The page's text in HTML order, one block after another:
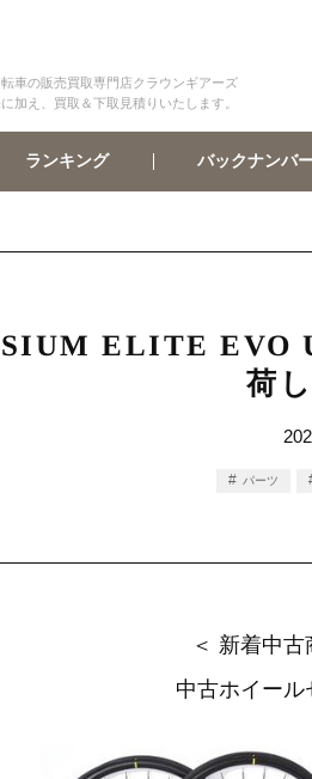
車の販売買取専門店クラウンギアーズ
加え、買取＆下取見積りいたします。
ランキング バックナンバ
ELITE EVO
荷
パーツ
＜ 新着中
中古ホイール